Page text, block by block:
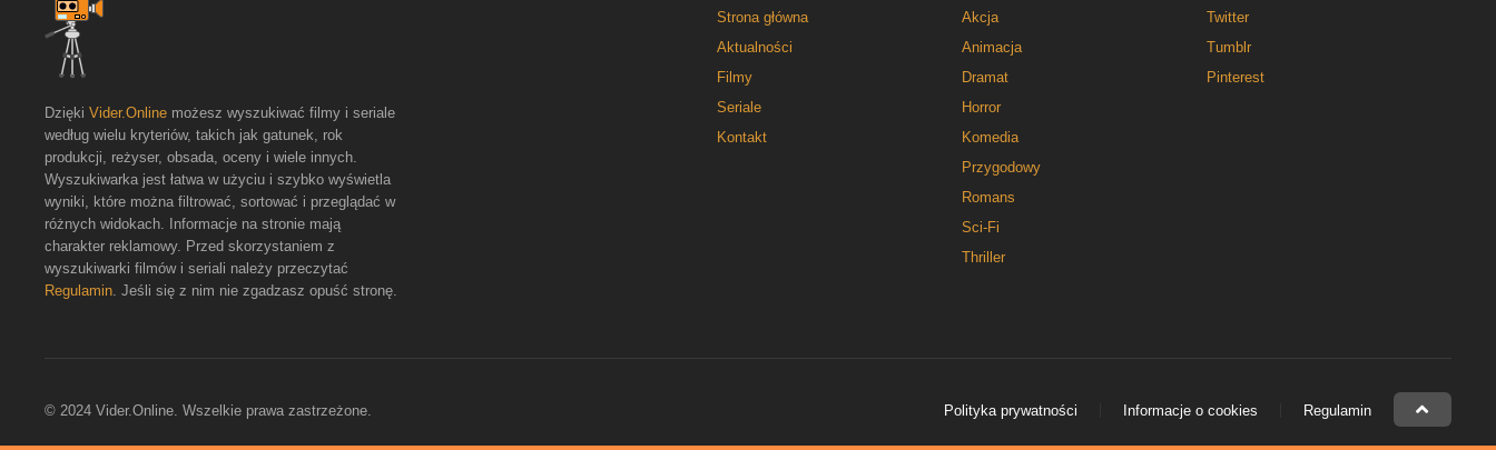
Strona główna
Aktualności
Filmy
Seriale
Kontakt
Akcja
Animacja
Dramat
Horror
Komedia
Przygodowy
Romans
Sci-Fi
Thriller
Twitter
Tumblr
Pinterest
Dzięki Vider.Online możesz wyszukiwać filmy i seriale
według wielu kryteriów, takich jak gatunek, rok
produkcji, reżyser, obsada, oceny i wiele innych.
Wyszukiwarka jest łatwa w użyciu i szybko wyświetla
wyniki, które można filtrować, sortować i przeglądać w
różnych widokach. Informacje na stronie mają
charakter reklamowy. Przed skorzystaniem z
wyszukiwarki filmów i seriali należy przeczytać
Regulamin. Jeśli się z nim nie zgadzasz opuść stronę.
© 2024 Vider.Online. Wszelkie prawa zastrzeżone. Polityka prywatności Informacje o cookies Regulamin